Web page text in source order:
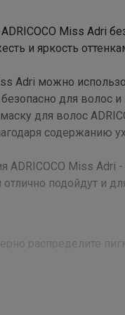
Miss Adri
и яркость
Adri можно
для
для волос
содержанию
ADRICOCO Miss
отлично подойдут и
распределите
в зависимости от